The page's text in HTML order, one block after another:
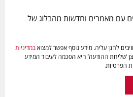
עם מאמרים וחדשות מהבלוג של
להגן עליה. מידע נוסף אפשר למצואבמדיניות
’שליחת ההודעה’ היא הסכמה לעיבוד המידע
הפרטיות.